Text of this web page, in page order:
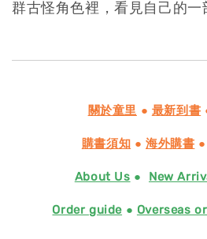
群古怪角色裡，看見自己的一
關於童里 ● 最新到書
購書須知 ● 海外購書
About Us ● New
Order guide ● Overseas